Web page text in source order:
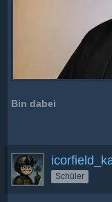
Bin dabei
Schüler